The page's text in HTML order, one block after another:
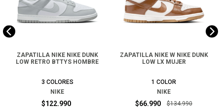
ZAPATILLA NIKE NIKE DUNK
LOW RETRO BTTYS HOMBRE
3 COLORES
NIKE
$122.990
ZAPATILLA NIKE W NIKE DUNK
LOW LX MUJER
1 COLOR
NIKE
$66.990 $134.990